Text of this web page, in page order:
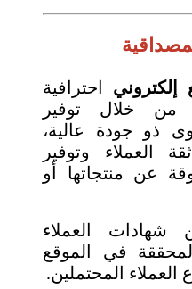
احترافية
من خلال توفير
ذو جودة عالية،
العملاء وتوفير
عن منتجاتها أو
العملاء
في الموقع
العملاء المحتملين.